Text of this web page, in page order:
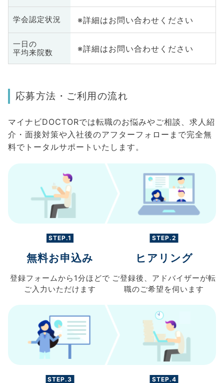
学会認定状況 ※詳細はお問い合わせください
一日の
平均来院数
※詳細はお問い合わせください
応募方法・ご利用の流れ
マイナビDOCTORでは転職のお悩みやご相談、求人紹
介・面接対策や入社後のアフターフォローまで完全無
料でトータルサポートいたします。
STEP.1
無料お申込み
登録フォームから 1分ほどで
ご入力 いただけます
STEP.2
ヒアリング
ご登録後、 アドバイザーが転
職のご希望を伺います
STEP.3 STEP.4